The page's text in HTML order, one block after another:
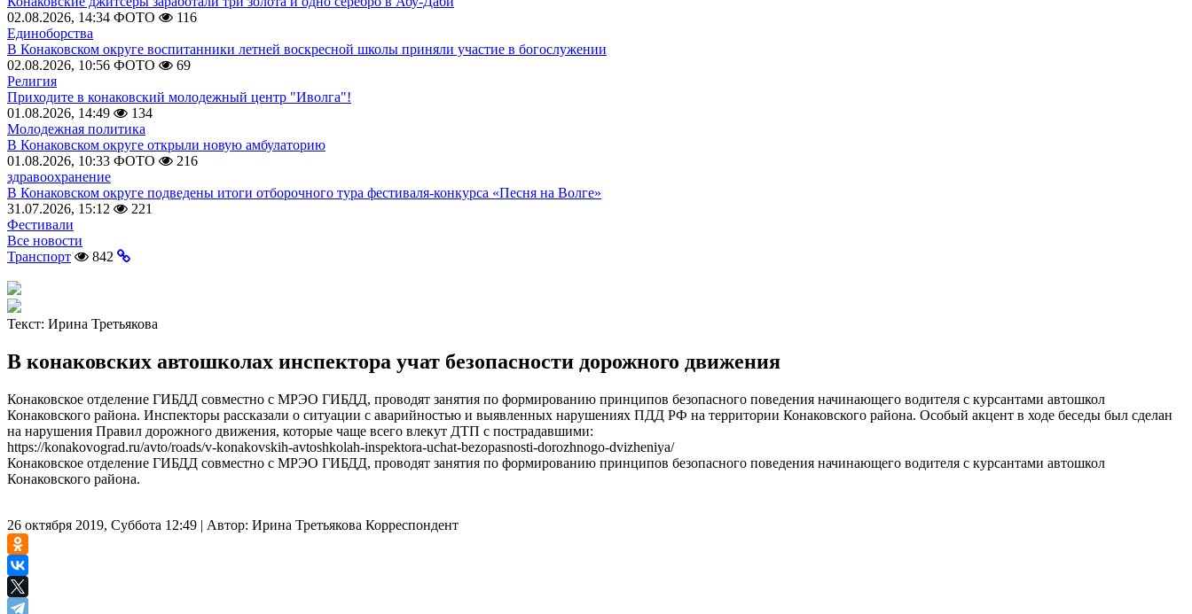
02.08.2026, 14:34 ФОТО
116
Единоборства
В Конаковском округе воспитанники летней воскресной школы приняли участие в богослужении
02.08.2026, 10:56 ФОТО
69
Религия
Приходите в конаковский молодежный центр "Иволга"!
01.08.2026, 14:49
134
Молодежная политика
В Конаковском округе открыли новую амбулаторию
01.08.2026, 10:33 ФОТО
216
здравоохранение
В Конаковском округе подведены итоги отборочного тура фестиваля-конкурса «Песня на Волге»
31.07.2026, 15:12
221
Фестивали
Все новости
Транспорт
842
Текст: Ирина Третьякова
В конаковских автошколах инспектора учат безопасности дорожного движения
Конаковское отделение ГИБДД совместно с МРЭО ГИБДД, проводят занятия по формированию принципов безопасного поведения начинающего водителя с курсантами автошкол
Конаковского района. Инспекторы рассказали о ситуации с аварийностью и выявленных нарушениях ПДД РФ на территории Конаковского района. Особый акцент в ходе беседы был сделан
на нарушения Правил дорожного движения, которые чаще всего влекут ДТП с пострадавшими:
https://konakovograd.ru/avto/roads/v-konakovskih-avtoshkolah-inspektora-uchat-bezopasnosti-dorozhnogo-dvizheniya/
Конаковское отделение ГИБДД совместно с МРЭО ГИБДД, проводят занятия по формированию принципов безопасного поведения начинающего водителя с курсантами автошкол
Конаковского района.
26 октября 2019, Суббота 12:49 | Автор: Ирина Третьякова Корреспондент